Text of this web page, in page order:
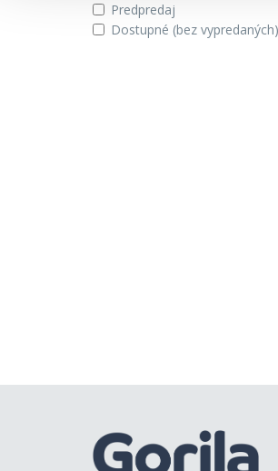
Predpredaj
Dostupné (bez vypredaných)